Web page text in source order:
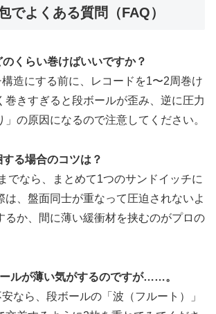
でよくある質問（FAQ）
くらい巻けばいいですか？
造にする前に、レコードを1〜2周巻け
巻きすぎると段ボールが歪み、逆に圧力
」の原因になるので注意してください。
る場合のコツは？
でなら、まとめて1つのサンドイッチに
は、盤面同士が重なって圧迫されないよ
るか、間に薄い緩衝材を挟むのがプロの
ルが薄い気がするのですが……。
なら、段ボールの「波（フルート）」